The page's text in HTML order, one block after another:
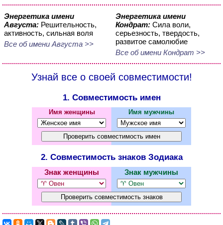
Энергетика имени
Августа: Решительность,
активность, сильная воля
Все об имени Августа >>
Энергетика имени
Кондрат: Сила воли,
серьезность, твердость,
развитое самолюбие
Все об имени Кондрат >>
Узнай все о своей совместимости!
1. Совместимость имен
Имя женщины Имя мужчины
2. Совместимость знаков Зодиака
Знак женщины Знак мужчины